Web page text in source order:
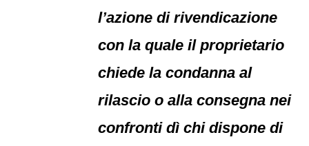
l’azione di rivendicazione
con la quale il proprietario
chiede la condanna al
rilascio o alla consegna nei
confronti dì chi dispone di